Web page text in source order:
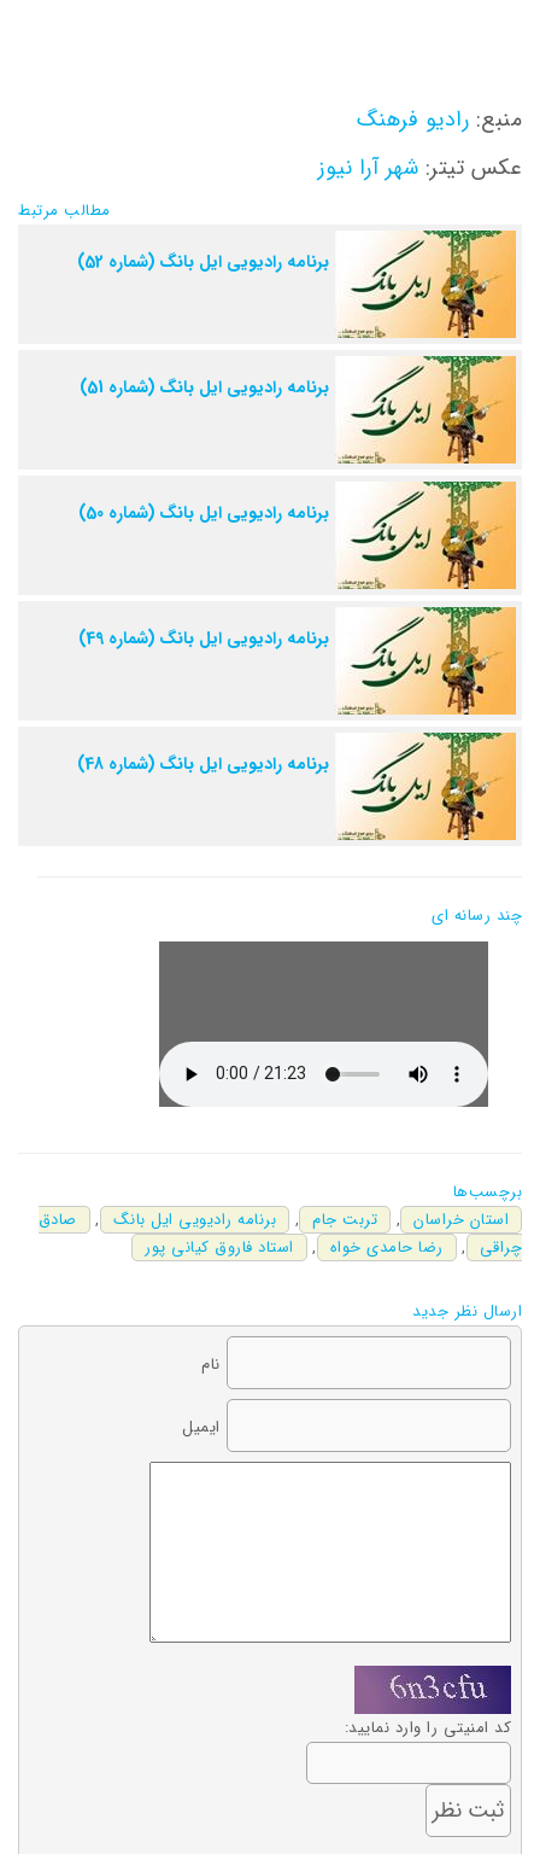
منبع: رادیو فرهنگ
عکس تیتر: شهر آرا نیوز
مطالب مرتبط
برنامه رادیویی ایل بانگ (شماره 52)
برنامه رادیویی ایل بانگ (شماره 51)
برنامه رادیویی ایل بانگ (شماره 50)
برنامه رادیویی ایل بانگ (شماره 49)
برنامه رادیویی ایل بانگ (شماره 48)
چند رسانه ای
برچسب‌ها
استان خراسان , تربت جام , برنامه رادیویی ایل بانگ ,
صادق
چراقی
, رضا حامدی خواه , استاد فاروق کیانی پور
ارسال نظر جدید
نام
ایمیل
کد امنیتی را وارد نمایید: